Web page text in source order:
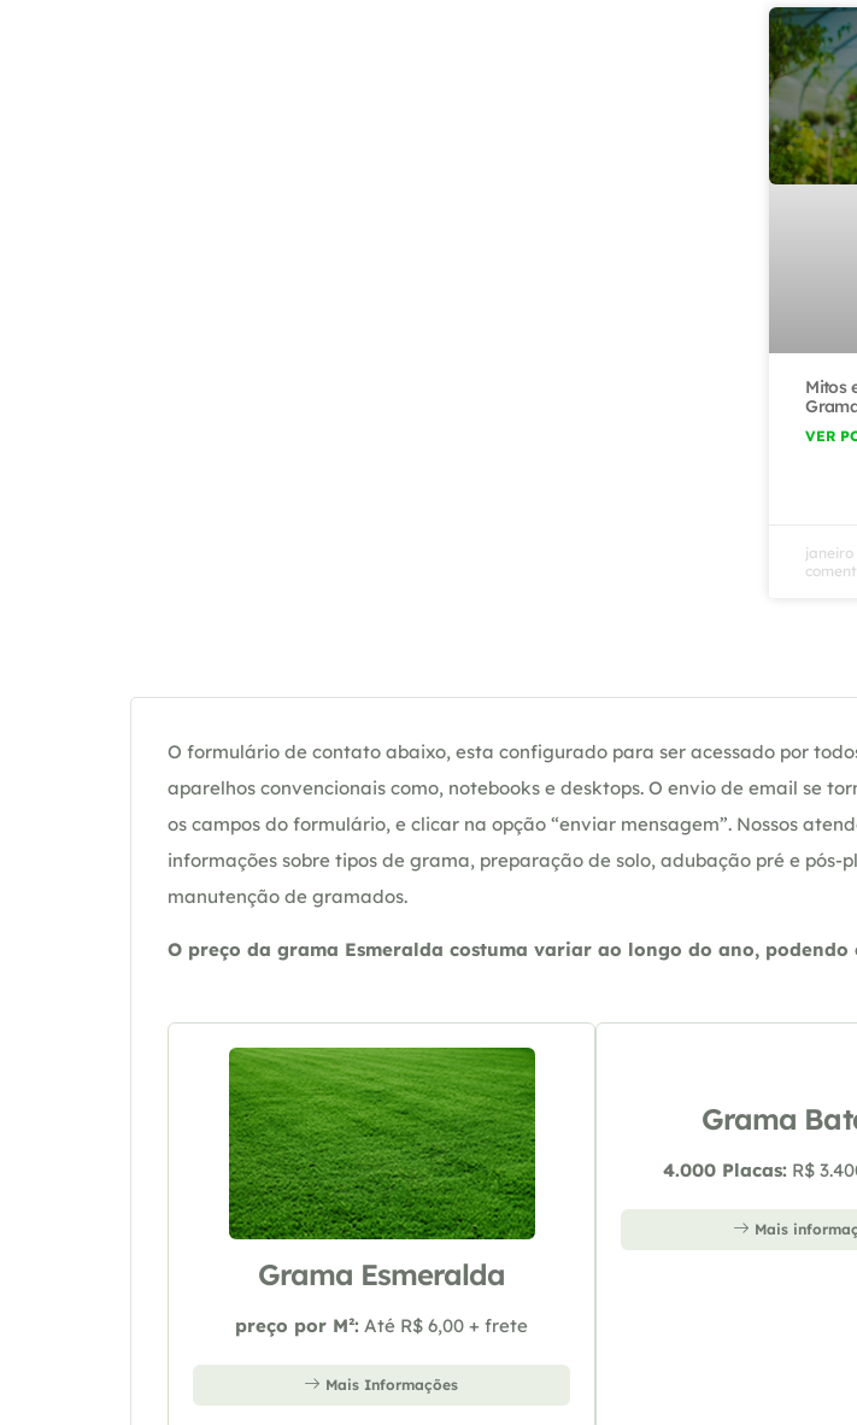
Mitos
VER
janeiro
O formulário de contato abaixo, esta configurado para ser acessado por
aparelhos convencionais como, notebooks e desktops. O envio de email se
os campos do formulário, e clicar na opção “enviar mensagem”. Nossos
informações sobre tipos de grama, preparação de solo, adubação pré e
manutenção de gramados.
O preço da grama Esmeralda costuma variar ao longo do ano, podendo
Grama Esmeralda
preço por M²: Até R$ 6,00 + frete
Mais Informações
Grama
4.000 Placas: R$
Mais